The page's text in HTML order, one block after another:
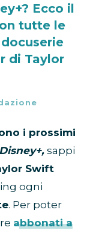
Ecco il
tutte le
di Taylor
i prossimi
sappi
Swift
ogni
. Per poter
abbonati a